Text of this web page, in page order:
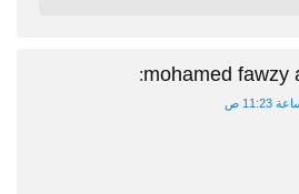
mohamed fawzy
: